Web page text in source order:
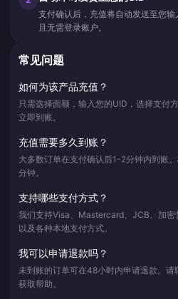
支付确认后，充值将自动发送至您
且无需登录账户。
常见问题
如何为该产品充值？
只需选择面额，输入您的UID，选择支付
立即到账。
充值需要多久到账？
大多数订单在支付确认后1-2分钟内到账
分钟。
支持哪些支付方式？
我们支持Visa、Mastercard、JCB、加
以及各种本地支付方式。
我可以申请退款吗？
未到账的订单可在48小时内申请退款。
获取帮助。